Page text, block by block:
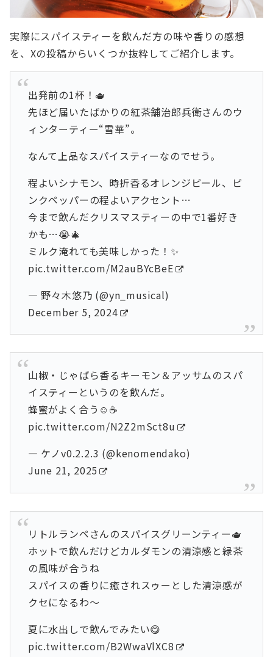
実際にスパイスティーを飲んだ方の味や香りの感想
を、Xの投稿からいくつか抜粋してご紹介します。
出発前の1杯！🫖
先ほど届いたばかりの紅茶舗治郎兵衛さんのウ
ィンターティー“雪華”。
なんて上品なスパイスティーなのでせう。
程よいシナモン、時折香るオレンジピール、ピ
ンクペッパーの程よいアクセント…
今まで飲んだクリスマスティーの中で1番好き
かも…😭🎄
ミルク淹れても美味しかった！✨
pic.twitter.com/M2auBYcBeE
— 野々木悠乃 (@yn_musical)
December 5, 2024
山椒・じゃばら香るキーモン＆アッサムのスパ
イスティーというのを飲んだ。
蜂蜜がよく合う☺️☕
pic.twitter.com/N2Z2mSct8u
— ケノv0.2.2.3 (@kenomendako)
June 21, 2025
リトルランペさんのスパイスグリーンティー🫖
ホットで飲んだけどカルダモンの清涼感と緑茶
の風味が合うね
スパイスの香りに癒されスゥーとした清涼感が
クセになるわ〜
夏に水出しで飲んでみたい😋
pic.twitter.com/B2WwaVlXC8